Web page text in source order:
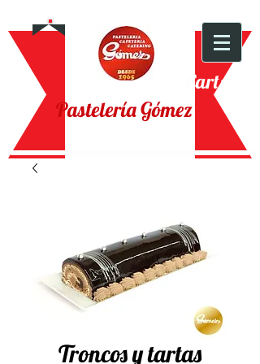
Cart:
Pastelería Gómez
Troncos y tartas